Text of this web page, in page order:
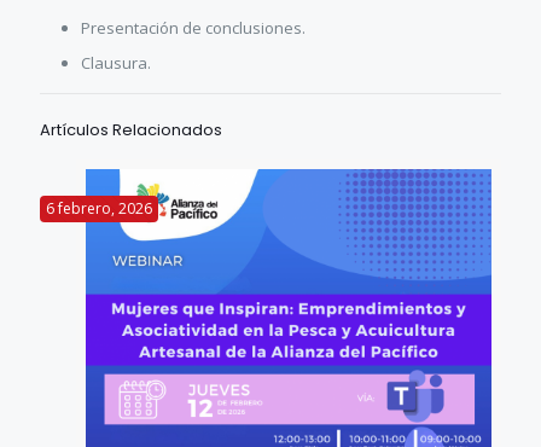
Presentación de conclusiones.
Clausura.
Artículos Relacionados
6 febrero, 2026